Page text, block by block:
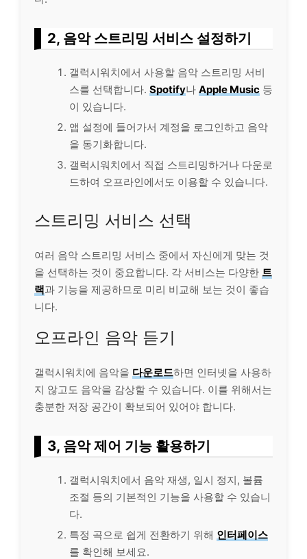
2, 음악 스트리밍 서비스 설정하기
갤럭시워치에서 사용할 음악 스트리밍 서비
스를 선택합니다. Spotify나 Apple Music 등
이 있습니다.
앱 설정에 들어가서 계정을 로그인하고 음악
을 동기화합니다.
갤럭시워치에서 직접 스트리밍하거나 다운로
드하여 오프라인에서도 이용할 수 있습니다.
스트리밍 서비스 선택
여러 음악 스트리밍 서비스 중에서 자신에게 맞는 것
을 선택하는 것이 중요합니다. 각 서비스는 다양한 트
랙과 기능을 제공하므로 미리 비교해 보는 것이 좋습
니다.
오프라인 음악 듣기
갤럭시워치에 음악을 다운로드하면 인터넷을 사용하
지 않고도 음악을 감상할 수 있습니다. 이를 위해서는
충분한 저장 공간이 확보되어 있어야 합니다.
3, 음악 제어 기능 활용하기
갤럭시워치에서 음악 재생, 일시 정지, 볼륨
조절 등의 기본적인 기능을 사용할 수 있습니
다.
특정 곡으로 쉽게 전환하기 위해 인터페이스
를 확인해 보세요.